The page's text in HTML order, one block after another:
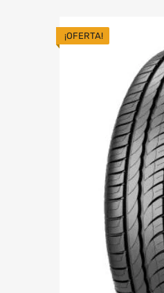
¡OFERTA!